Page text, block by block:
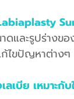
และรูปร่างขอ
ไขปัญหาต่างๆ
เบีย เหมาะกับ